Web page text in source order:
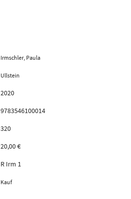
Irmschler, Paula
Ullstein
2020
9783546100014
320
20,00 €
R Irm 1
Kauf